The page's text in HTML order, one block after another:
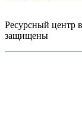
Ресурсный центр
защищены